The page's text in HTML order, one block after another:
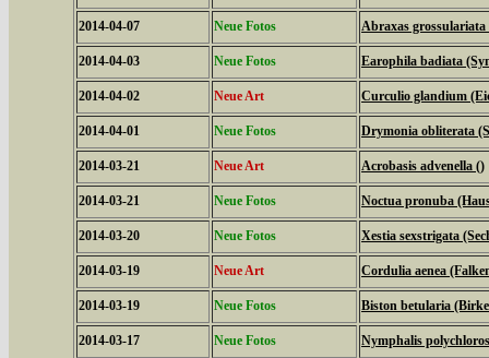
2014-04-07 Neue Fotos Abraxas grossulariata
2014-04-03 Neue Fotos Earophila badiata
2014-04-02 Neue Art Curculio glandium
2014-04-01 Neue Fotos Drymonia obliterata
2014-03-21 Neue Art Acrobasis advenella ()
2014-03-21 Neue Fotos Noctua pronuba
2014-03-20 Neue Fotos Xestia sexstrigata
2014-03-19 Neue Art Cordulia aenea
2014-03-19 Neue Fotos Biston betularia
2014-03-17 Neue Fotos Nymphalis